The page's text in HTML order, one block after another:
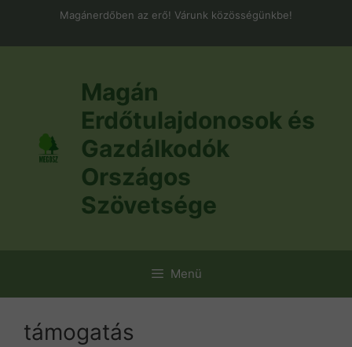
Magánerdőben az erő! Várunk közösségünkbe!
Magán
Erdőtulajdonosok és
Gazdálkodók
Országos
Szövetsége
Menü
támogatás